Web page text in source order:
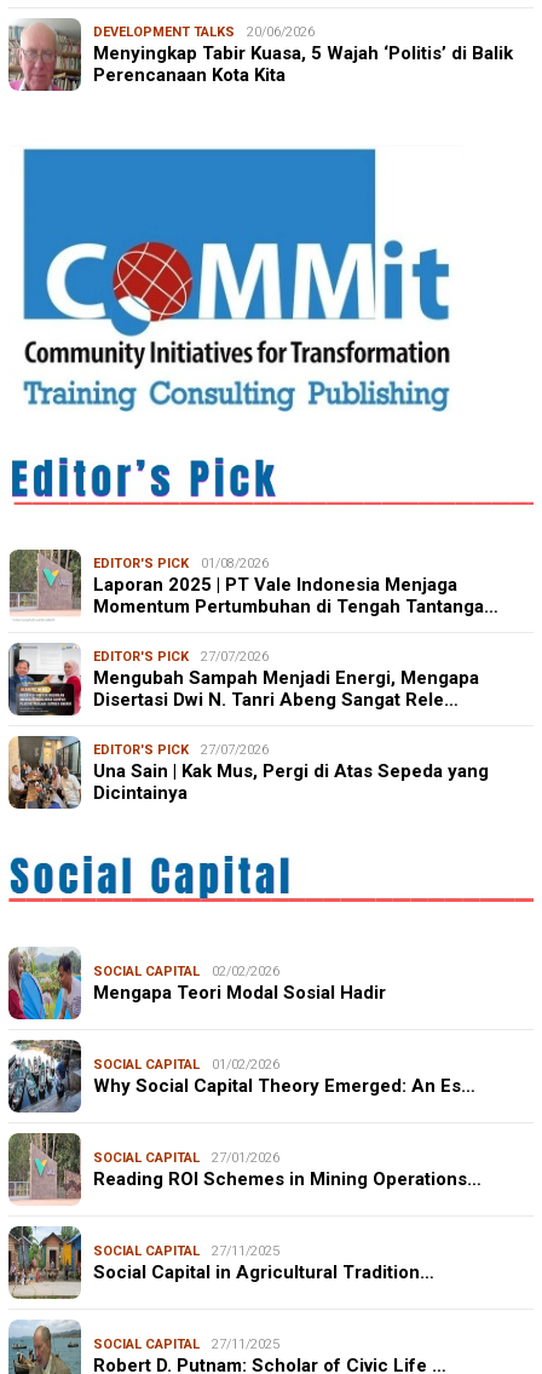
DEVELOPMENT TALKS 20/06/2026
Menyingkap Tabir Kuasa, 5 Wajah ‘Politis’ di Balik
Perencanaan Kota Kita
EDITOR'S PICK 01/08/2026
Laporan 2025 | PT Vale Indonesia Menjaga
Momentum Pertumbuhan di Tengah Tantanga…
EDITOR'S PICK 27/07/2026
Mengubah Sampah Menjadi Energi, Mengapa
Disertasi Dwi N. Tanri Abeng Sangat Rele…
EDITOR'S PICK 27/07/2026
Una Sain | Kak Mus, Pergi di Atas Sepeda yang
Dicintainya
SOCIAL CAPITAL 02/02/2026
Mengapa Teori Modal Sosial Hadir
SOCIAL CAPITAL 01/02/2026
Why Social Capital Theory Emerged: An Es…
SOCIAL CAPITAL 27/01/2026
Reading ROI Schemes in Mining Operations…
SOCIAL CAPITAL 27/11/2025
Social Capital in Agricultural Tradition…
SOCIAL CAPITAL 27/11/2025
Robert D. Putnam: Scholar of Civic Life …